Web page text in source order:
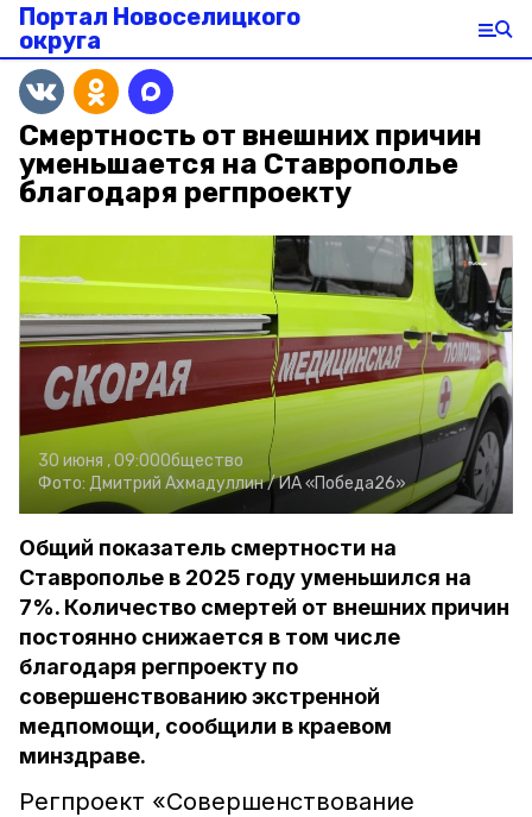
Портал Новоселицкого
округа
Смертность от внешних причин
уменьшается на Ставрополье
благодаря регпроекту
30 июня , 09:00Общество
Фото: Дмитрий Ахмадуллин /ИА «Победа26»
Общий показатель смертности на
Ставрополье в 2025 году уменьшился на
7%. Количество смертей от внешних причин
постоянно снижается в том числе
благодаря регпроекту по
совершенствованию экстренной
медпомощи, сообщили в краевом
минздраве.
Регпроект «Совершенствование